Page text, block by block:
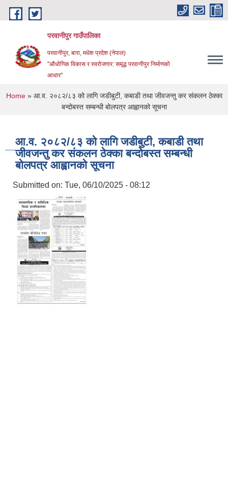
Skip to main content
परवानीपुर गाउँपालिका
परवानीपुर, बारा, मधेश प्रदेश (नेपाल)
"औधोगिक विकास र स्वरोजगार: समृद्ध परवानीपुर निर्माणको
आधार"
You are here
Home» आ.व. २०८२/८३ को लागि जडीबुटी, कबाडी तथा जीवजन्तु कर संकलन ठेक्का
बन्दोबस्त सम्बन्धी बोलपत्र आह्वानको सूचना
आ.व. २०८२/८३ को लागि जडीबुटी, कबाडी तथा
जीवजन्तु कर संकलन ठेक्का बन्दोबस्त सम्बन्धी
बोलपत्र आह्वानको सूचना
Submitted on: Tue, 06/10/2025 - 08:12